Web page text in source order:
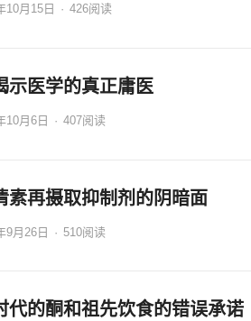
10月15日 · 426阅读
示医学的真正庸医
10月6日 · 407阅读
再摄取抑制剂的阴暗面
9月26日 · 510阅读
代的酮和祖先饮食的错误承诺